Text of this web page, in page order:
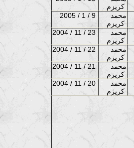
كريزم
2005 / 1 / 9
محمد
كريزم
2004 / 11 / 23
محمد
كريزم
2004 / 11 / 22
محمد
كريزم
2004 / 11 / 21
محمد
كريزم
2004 / 11 / 20
محمد
كريزم